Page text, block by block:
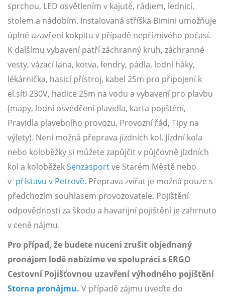
sprchou, LED osvětlením v kajutě, rádiem, lednicí,
stolem a nádobím. Instalovaná stříška Bimini umožňuje
úplné uzavření kokpitu v případě nepříznivého počasí.
K dalšímu vybavení patří záchranný kruh, záchranné
vesty, vázací lana, kotva, fendry, pádla, lodní háky,
lékárnička, hasicí přístroj, kabel 25m pro připojení k
el.síti 230V, hadice 25m na vodu a vybavení pro plavbu
(mapy, lodní osvědčení plavidla, karta pojištění,
Pravidla plavebního provozu, Provozní řád, Tipy na
výlety). Není možná přeprava jízdních kol. Jízdní kola
nebo koloběžky si můžete zapůjčit v půjčovně jízdních
kol a koloběžekSenzasportve Starém Městě nebo
v přístavu v Petrově. Přeprava zvířat je možná pouze s
předchozím souhlasem provozovatele. Pojištění
odpovědnosti za škodu a havarijní pojištění je zahrnuto
v ceně nájmu.
Pro případ, že budete nuceni zrušit objednaný
pronájem lodě nabízíme ve spolupráci s ERGO
Cestovní Pojišťovnou uzavření výhodného pojištění
Storna pronájmu. V případě zájmu uveďte do